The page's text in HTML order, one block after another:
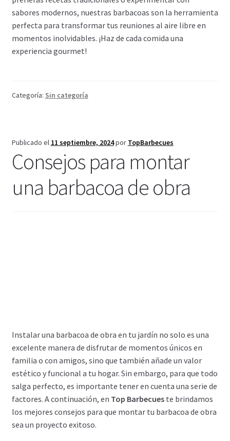
sabores modernos, nuestras barbacoas son la herramienta
perfecta para transformar tus reuniones al aire libre en
momentos inolvidables. ¡Haz de cada comida una
experiencia gourmet!
Categoría: Sin categoría
Publicado el 11 septiembre, 2024por TopBarbecues
Consejos para montar
una barbacoa de obra
Instalar una barbacoa de obra en tu jardín no solo es una
excelente manera de disfrutar de momentos únicos en
familia o con amigos, sino que también añade un valor
estético y funcional a tu hogar. Sin embargo, para que todo
salga perfecto, es importante tener en cuenta una serie de
factores. A continuación, en Top Barbecueste brindamos
los mejores consejos para que montar tu barbacoa de obra
sea un proyecto exitoso.